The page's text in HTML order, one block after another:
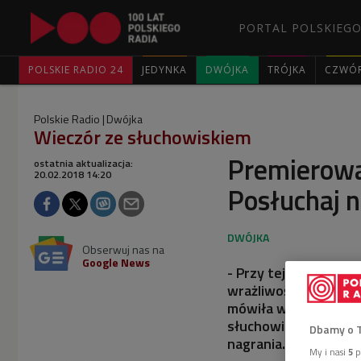
PORTAL
POLSKIE RADIO 24 JEDYNKA DWÓJKA TRÓJKA
Polskie Radio Dwójka
Wieczór ze słuchowiskiem
Posłuchaj
ostatnia aktualizacja:
20.02.2018 14:20
Obserwuj nas na
Google News
- Przy tej realizacji
wrażliwość na sferę
mówiła w Dwójce
słuchowiska Dwójki
nagrania.
Dbamy o
My i nasi 5